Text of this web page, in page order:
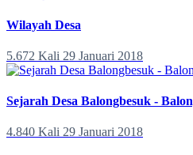
Wilayah Desa
5.672 Kali 29 Januari 2018
Sejarah Desa Balongbesuk -
4.840 Kali 29 Januari 2018